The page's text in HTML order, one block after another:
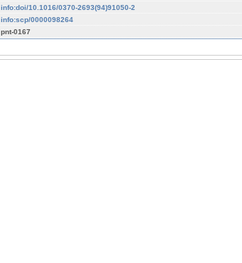
info:doi/10.1016/0370-2693(94)91050-2
info:scp/0000098264
pnt-0167